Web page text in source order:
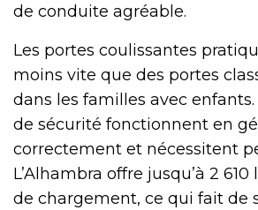
de conduite agréable.
Les portes coulissantes
moins vite que des portes
dans les familles avec
de sécurité fonctionnent en
correctement et nécessitent
L’Alhambra offre jusqu’à 2
de chargement, ce qui fait de